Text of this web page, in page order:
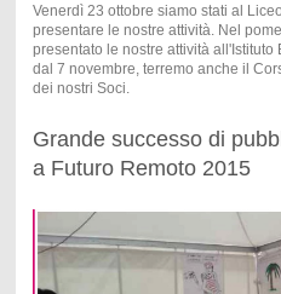
Venerdì 23 ottobre siamo stati al
presentare le nostre attività. Nel
presentato le nostre attività
dal 7 novembre, terremo anche il
dei nostri Soci.
Grande successo di
a Futuro Remoto 2015